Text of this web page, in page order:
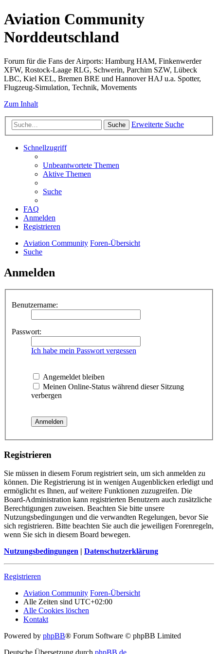
Aviation Community
Norddeutschland
Forum für die Fans der Airports: Hamburg HAM, Finkenwerder
XFW, Rostock-Laage RLG, Schwerin, Parchim SZW, Lübeck
LBC, Kiel KEL, Bremen BRE und Hannover HAJ u.a. Spotter,
Flugzeug-Simulation, Technik, Movements
Zum Inhalt
Suche Erweiterte Suche
Schnellzugriff
Unbeantwortete Themen
Aktive Themen
Suche
FAQ
Anmelden
Registrieren
Aviation Community Foren-Übersicht
Suche
Anmelden
Benutzername:
Passwort:
Ich habe mein Passwort vergessen
Angemeldet bleiben
Meinen Online-Status während dieser Sitzung
verbergen
Registrieren
Sie müssen in diesem Forum registriert sein, um sich anmelden zu
können. Die Registrierung ist in wenigen Augenblicken erledigt und
ermöglicht es Ihnen, auf weitere Funktionen zuzugreifen. Die
Board-Administration kann registrierten Benutzern auch zusätzliche
Berechtigungen zuweisen. Beachten Sie bitte unsere
Nutzungsbedingungen und die verwandten Regelungen, bevor Sie
sich registrieren. Bitte beachten Sie auch die jeweiligen Forenregeln,
wenn Sie sich in diesem Board bewegen.
Nutzungsbedingungen | Datenschutzerklärung
Registrieren
Aviation Community Foren-Übersicht
Alle Zeiten sind UTC+02:00
Alle Cookies löschen
Kontakt
Powered by phpBB® Forum Software © phpBB Limited